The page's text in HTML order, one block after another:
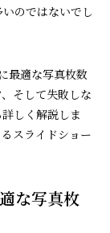
のではないでし
最適な写真枚数
そして失敗しな
しく解説しま
スライドショー
な写真枚